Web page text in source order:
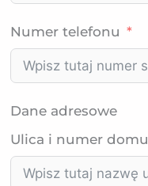
Numer telefonu
Dane adresowe
Ulica i numer domu